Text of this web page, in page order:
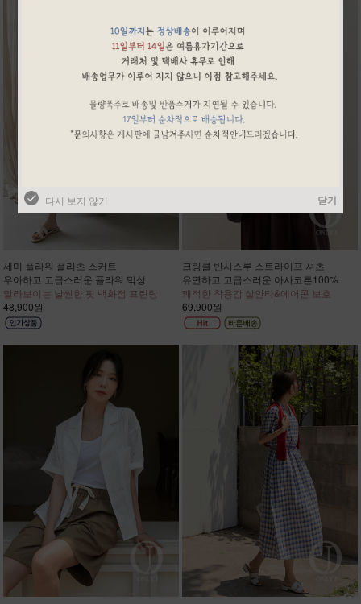
세미 플라워 플리츠 스커트
우아하고 고급스러운 플라워 믹싱
말라보이는 날씬한 핏 백화점 프린팅
48,900원
크링클 반시스루 스트라이프 셔츠
유연하고 고급스러운 아사코튼100%
쾌적한 착용감 살안타&에어콘 보호
69,900원
다시 보지 않기 닫기